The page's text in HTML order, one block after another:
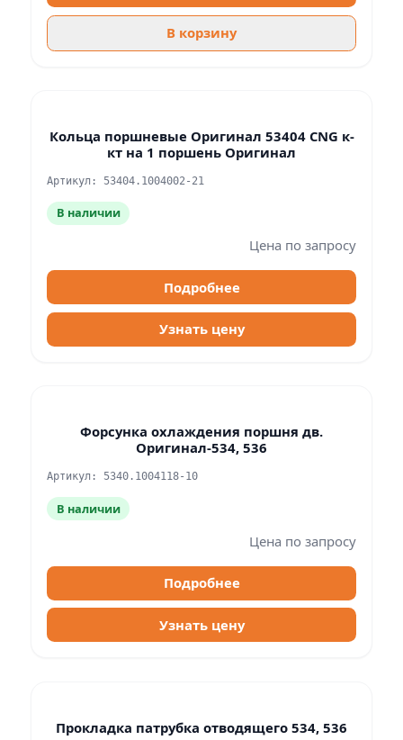
В корзину
Кольца поршневые Оригинал 53404 CNG к-
кт на 1 поршень Оригинал
Артикул: 53404.1004002-21
В наличии
Цена по запросу
Подробнее
Узнать цену
Форсунка охлаждения поршня дв.
Оригинал-534, 536
Артикул: 5340.1004118-10
В наличии
Цена по запросу
Подробнее
Узнать цену
Прокладка патрубка отводящего 534, 536